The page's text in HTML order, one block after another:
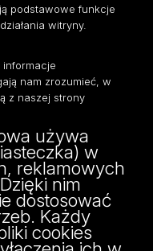
podstawowe funkcje
witryny.
informacje
nam zrozumieć, w
z naszej strony
używa
w
reklamowych
nim
dostosować
Każdy
cookies